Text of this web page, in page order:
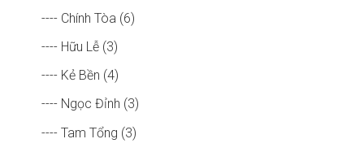
---- Chính Tòa (6)
---- Hữu Lễ (3)
---- Kẻ Bền (4)
---- Ngọc Đỉnh (3)
---- Tam Tổng (3)